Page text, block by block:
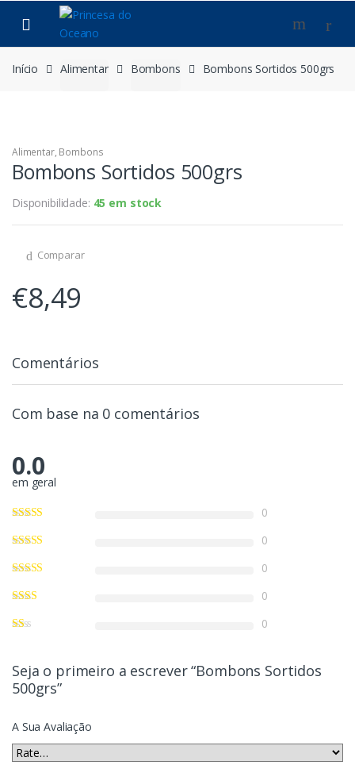
navegação
o
conteúdo
Início Alimentar Bombons Bombons Sortidos 500grs
Alimentar, Bombons
Bombons Sortidos 500grs
Disponibilidade: 45 em stock
Comparar
€8,49
Comentários
Com base na 0 comentários
0.0
em geral
0
0
0
0
0
Seja o primeiro a escrever “Bombons Sortidos
500grs”
A Sua Avaliação